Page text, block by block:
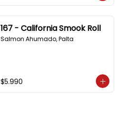
167 - California Smook Roll
Salmon Ahumado, Palta
$5.990